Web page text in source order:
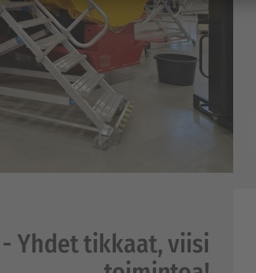
Yhdet tikkaat, viisi